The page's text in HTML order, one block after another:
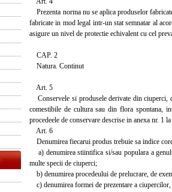
Prezenta norma nu se aplica produselor
fabricate in mod legal intr-un stat semnatar al
asigure un nivel de protectie echivalent cu cel
CAP. 2
Natura. Continut
Art. 5
Conservele si produsele derivate din ciuperci,
comestibile de cultura sau din flora spontana,
procedeele de conservare descrise in anexa nr. 1
Art. 6
Denumirea fiecarui produs trebuie sa indice
a) denumirea stiintifica si/sau populara a
multe specii de ciuperci;
b) denumirea procedeului de prelucrare, de
c) denumirea formei de prezentare a